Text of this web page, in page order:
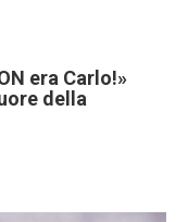
era Carlo!»
della